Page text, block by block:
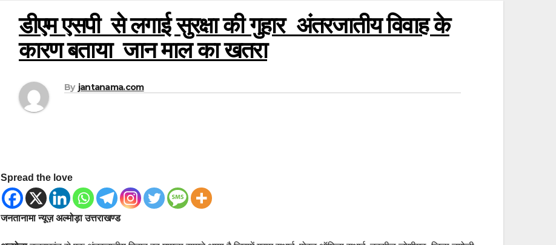
डीएम एसपी से लगाई सुरक्षा की गुहार अंतरजातीय विवाह के
कारण बताया जान माल का खतरा
By jantanama.com
Spread the love
जनतानामा न्यूज़ अल्मोड़ा उत्तराखण्ड